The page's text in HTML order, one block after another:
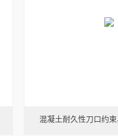
混凝土耐久性刀口约